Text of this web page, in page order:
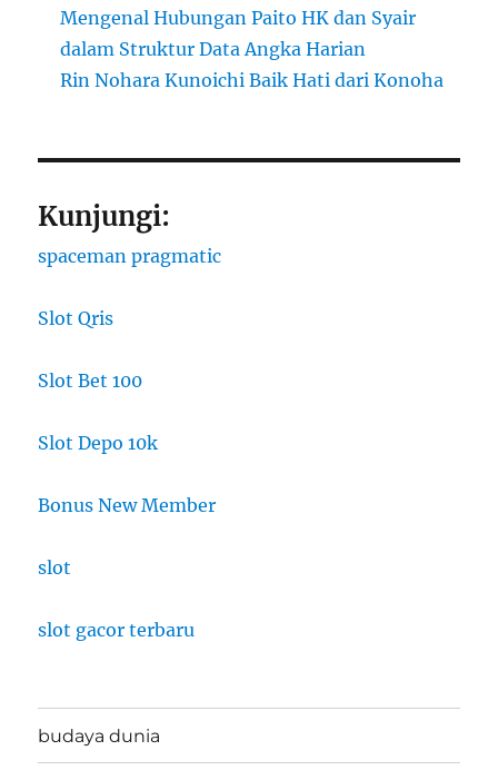
Mengenal Hubungan Paito HK dan Syair
dalam Struktur Data Angka Harian
Rin Nohara Kunoichi Baik Hati dari Konoha
Kunjungi:
spaceman pragmatic
Slot Qris
Slot Bet 100
Slot Depo 10k
Bonus New Member
slot
slot gacor terbaru
budaya dunia